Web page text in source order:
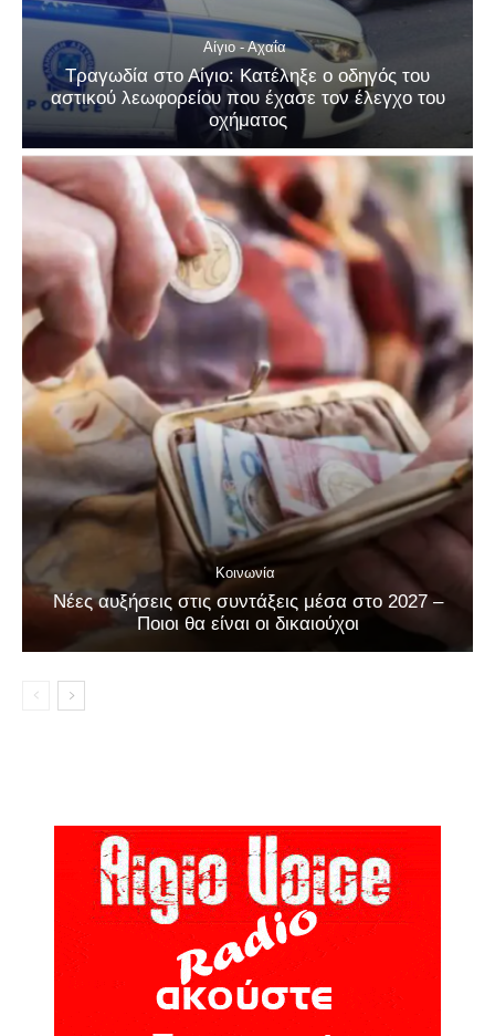
Αίγιο - Αχαΐα
Τραγωδία στο Αίγιο: Κατέληξε ο οδηγός του
αστικού λεωφορείου που έχασε τον έλεγχο του
οχήματος
Κοινωνία
Νέες αυξήσεις στις συντάξεις μέσα στο 2027 –
Ποιοι θα είναι οι δικαιούχοι